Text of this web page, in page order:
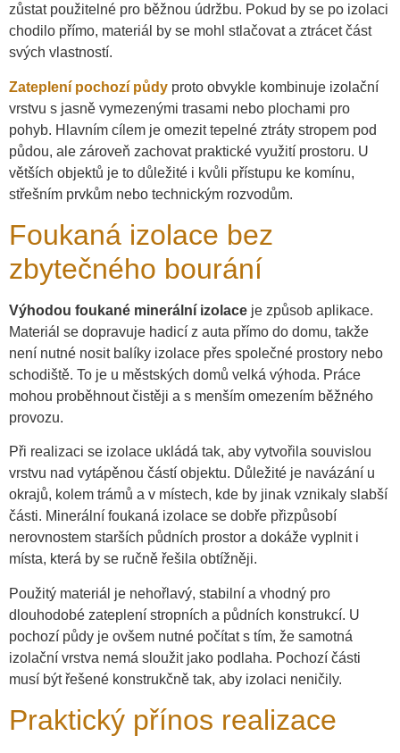
zůstat použitelné pro běžnou údržbu. Pokud by se po izolaci
chodilo přímo, materiál by se mohl stlačovat a ztrácet část
svých vlastností.
Zateplení pochozí půdy proto obvykle kombinuje izolační
vrstvu s jasně vymezenými trasami nebo plochami pro
pohyb. Hlavním cílem je omezit tepelné ztráty stropem pod
půdou, ale zároveň zachovat praktické využití prostoru. U
větších objektů je to důležité i kvůli přístupu ke komínu,
střešním prvkům nebo technickým rozvodům.
Foukaná izolace bez
zbytečného bourání
Výhodou foukané minerální izolace je způsob aplikace.
Materiál se dopravuje hadicí z auta přímo do domu, takže
není nutné nosit balíky izolace přes společné prostory nebo
schodiště. To je u městských domů velká výhoda. Práce
mohou proběhnout čistěji a s menším omezením běžného
provozu.
Při realizaci se izolace ukládá tak, aby vytvořila souvislou
vrstvu nad vytápěnou částí objektu. Důležité je navázání u
okrajů, kolem trámů a v místech, kde by jinak vznikaly slabší
části. Minerální foukaná izolace se dobře přizpůsobí
nerovnostem starších půdních prostor a dokáže vyplnit i
místa, která by se ručně řešila obtížněji.
Použitý materiál je nehořlavý, stabilní a vhodný pro
dlouhodobé zateplení stropních a půdních konstrukcí. U
pochozí půdy je ovšem nutné počítat s tím, že samotná
izolační vrstva nemá sloužit jako podlaha. Pochozí části
musí být řešené konstrukčně tak, aby izolaci neničily.
Praktický přínos realizace